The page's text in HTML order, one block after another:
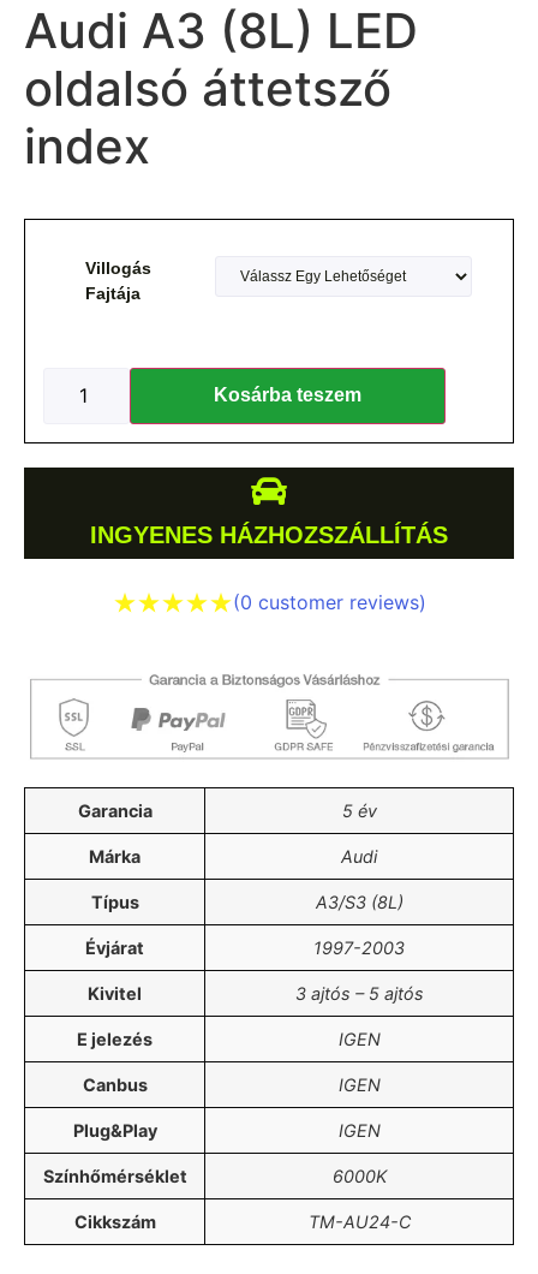
Audi A3 (8L) LED
oldalsó áttetsző
index
Villogás
Fajtája
Kosárba teszem
INGYENES HÁZHOZSZÁLLÍTÁS
(0 customer reviews)
Garancia 5 év
Márka Audi
Típus A3/S3 (8L)
Évjárat 1997-2003
Kivitel 3 ajtós – 5 ajtós
E jelezés IGEN
Canbus IGEN
Plug&Play IGEN
Színhőmérséklet 6000K
Cikkszám TM-AU24-C
A terméket hozzá adtad a